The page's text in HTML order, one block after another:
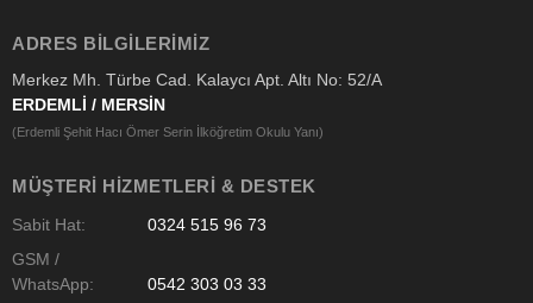
ADRES BILGILERIMIZ
Merkez Mh. Türbe Cad. Kalaycı Apt. Altı No: 52/A
ERDEMLİ / MERSİN
(Erdemli Şehit Hacı Ömer Serin İlköğretim Okulu Yanı)
MÜŞTERI HIZMETLERI & DESTEK
Sabit Hat:
0324 515 96 73
GSM /
WhatsApp:
0542 303 03 33